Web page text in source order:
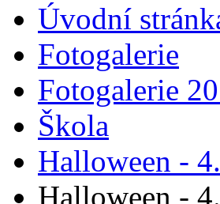
Úvodní
Fotogalerie
Fotogalerie
Škola
Halloween -
Halloween -